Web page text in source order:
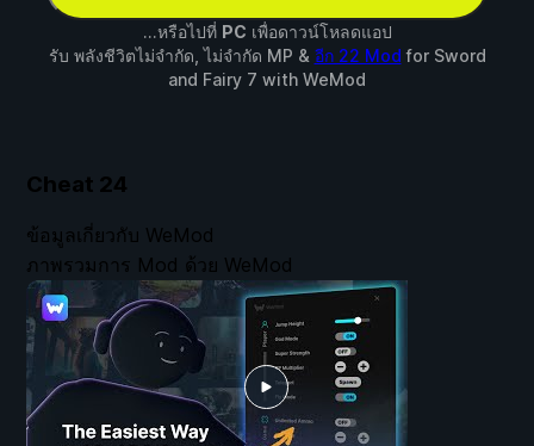
...หรือไปที่ PC เพื่อดาวน์โหลดแอป
รับ พลังชีวิตไม่จำกัด, ไม่จำกัด MP & อีก 22 Mod for Sword
and Fairy 7 with WeMod
Cheat 24
ข้อมูลเกี่ยวกับ WeMod
ภาพรวมการ Mod ด้วย WeMod